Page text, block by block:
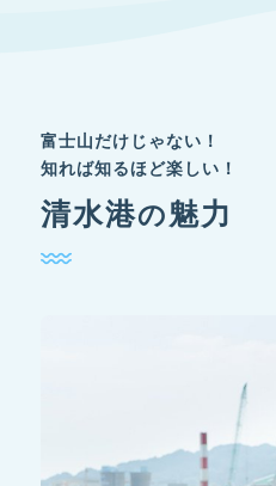
富士山だけじゃない！
知れば知るほど楽しい！
清水港の魅力